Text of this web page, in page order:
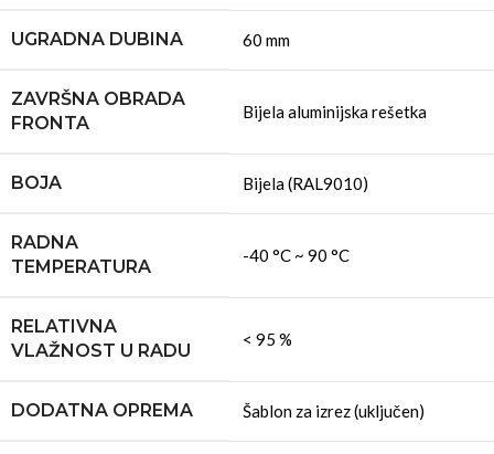
UGRADNA DUBINA 60 mm
ZAVRŠNA OBRADA
FRONTA
Bijela aluminijska rešetka
BOJA Bijela (RAL9010)
RADNA
TEMPERATURA
-40 °C ~ 90 °C
RELATIVNA
VLAŽNOST U RADU
< 95 %
DODATNA OPREMA Šablon za izrez (uključen)